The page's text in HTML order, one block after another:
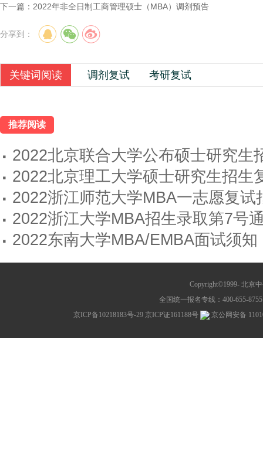
下一篇： 2022年非全日制工商管理硕士（MBA）调剂预告
分享到：
关键词阅读 调剂复试 考研复试
推荐阅读
· 2022北京联合大学公布硕士研究生
· 2022北京理工大学硕士研究生招生
· 2022浙江师范大学MBA一志愿复试
· 2022浙江大学MBA招生录取第7号
· 2022东南大学MBA/EMBA面试须知
Copyright©1999- 北京
全国统一报名专线：400-655-
京ICP备10218183号-29 京ICP证161188号 京公网安备